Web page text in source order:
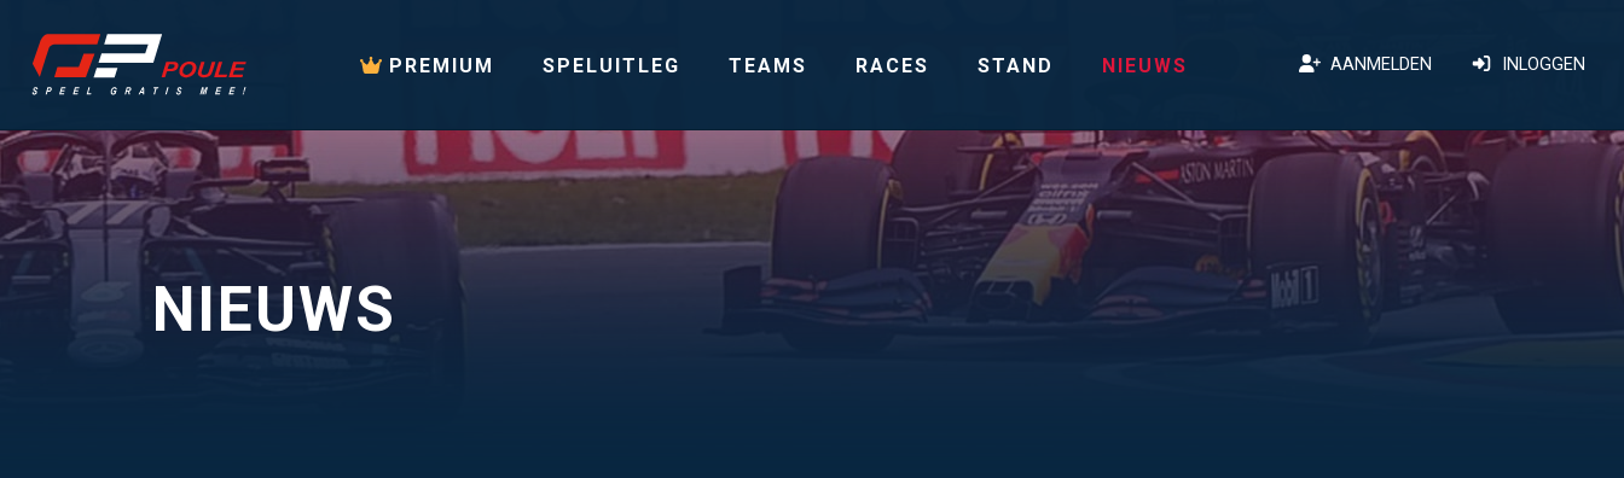
PREMIUM SPELUITLEG TEAMS RACES STAND NIEUWS AANMELDEN INLOGGEN
NIEUWS